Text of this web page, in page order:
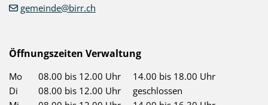
gemeinde@birr.ch
Öffnungszeiten Verwaltung
Mo 08.00 bis 12.00 Uhr
14.00 bis 18.00 Uhr
Di
08.00 bis 12.00 Uhr
geschlossen